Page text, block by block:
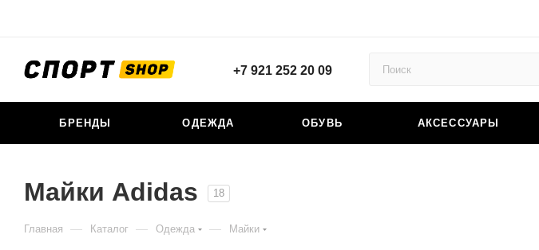
+7 921 252 20 09
БРЕНДЫ ОДЕЖДА ОБУВЬ АКСЕССУАРЫ
Майки Adidas 18
Главная — Каталог — Одежда — Майки